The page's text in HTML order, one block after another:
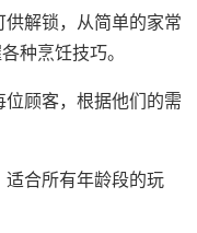
解锁，从简单的家常
种烹饪技巧。
顾客，根据他们的需
合所有年龄段的玩